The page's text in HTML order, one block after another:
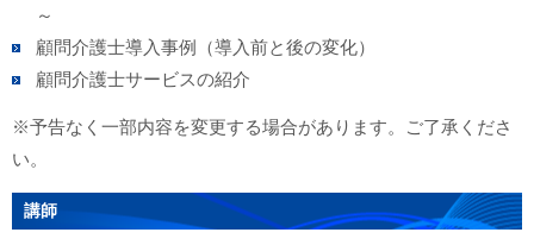
～
顧問介護士導入事例（導入前と後の変化）
顧問介護士サービスの紹介
※予告なく一部内容を変更する場合があります。ご了承くださ
い。
講師